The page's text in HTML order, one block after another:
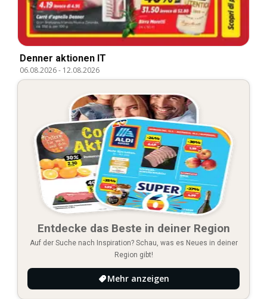
Denner aktionen IT
06.08.2026- 12.08.2026
Entdecke das Beste in deiner Region
Auf der Suche nach Inspiration? Schau, was es Neues in deiner
Region gibt!
Mehr anzeigen